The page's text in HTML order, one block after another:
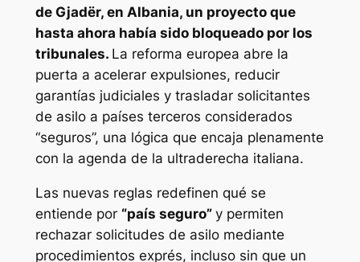
de Gjadër, en Albania, un proyecto que
hasta ahora había sido bloqueado por los
tribunales. La reforma europea abre la
puerta a acelerar expulsiones, reducir
garantías judiciales y trasladar solicitantes
de asilo a países terceros considerados
“seguros”, una lógica que encaja plenamente
con la agenda de la ultraderecha italiana.
Las nuevas reglas redefinen qué se
entiende por “país seguro” y permiten
rechazar solicitudes de asilo mediante
procedimientos exprés, incluso sin que un